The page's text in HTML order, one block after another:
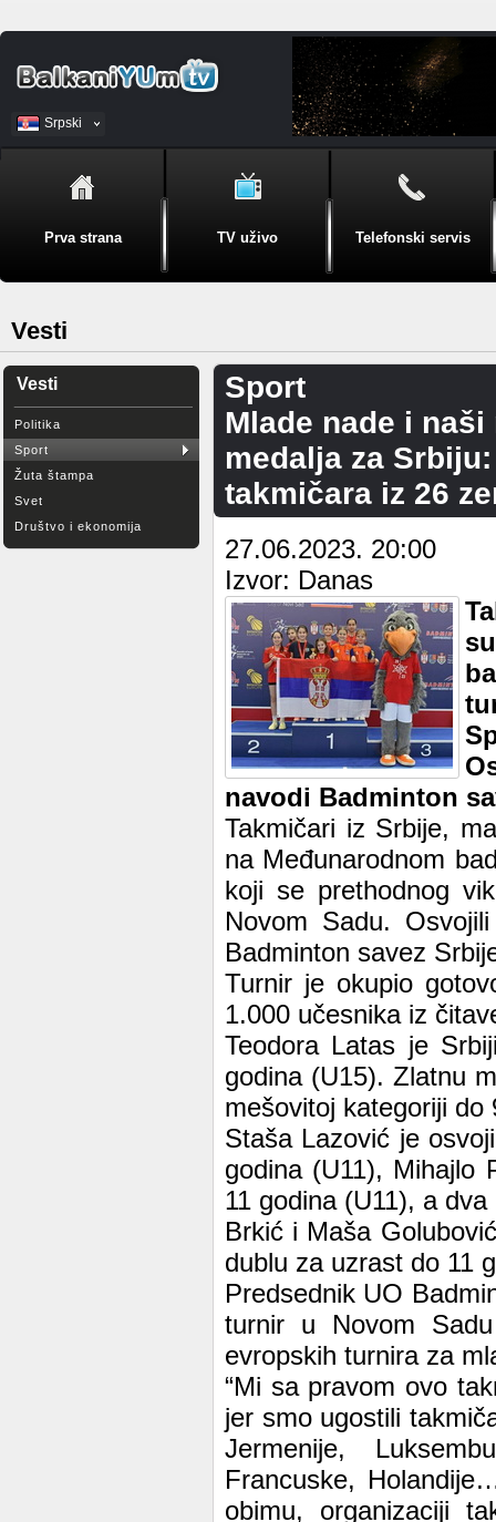
Srpski
BiH
Prva strana TV uživo Telefonski servis
Vesti
Vesti
Politika
Sport
Žuta štampa
Svet
Društvo i ekonomija
Sport
Mlade nade i
medalja za
takmičara iz 26
27.06.2023. 20:00
Izvor: Danas
navodi Badminton
Takmičari iz Srbije,
na Međunarodnom
koji se prethodnog
Novom Sadu.
Badminton savez
Turnir je okupio
1.000 učesnika iz
Teodora Latas je
godina (U15). Zlatnu
mešovitoj kategoriji do
Staša Lazović je
godina (U11), Mihajlo
11 godina (U11), a
Brkić i Maša
dublu za uzrast do 11
Predsednik UO
turnir u Novom
evropskih turnira za
“Mi sa pravom ovo
jer smo ugostili
Jermenije,
Francuske,
obimu, organizaciji